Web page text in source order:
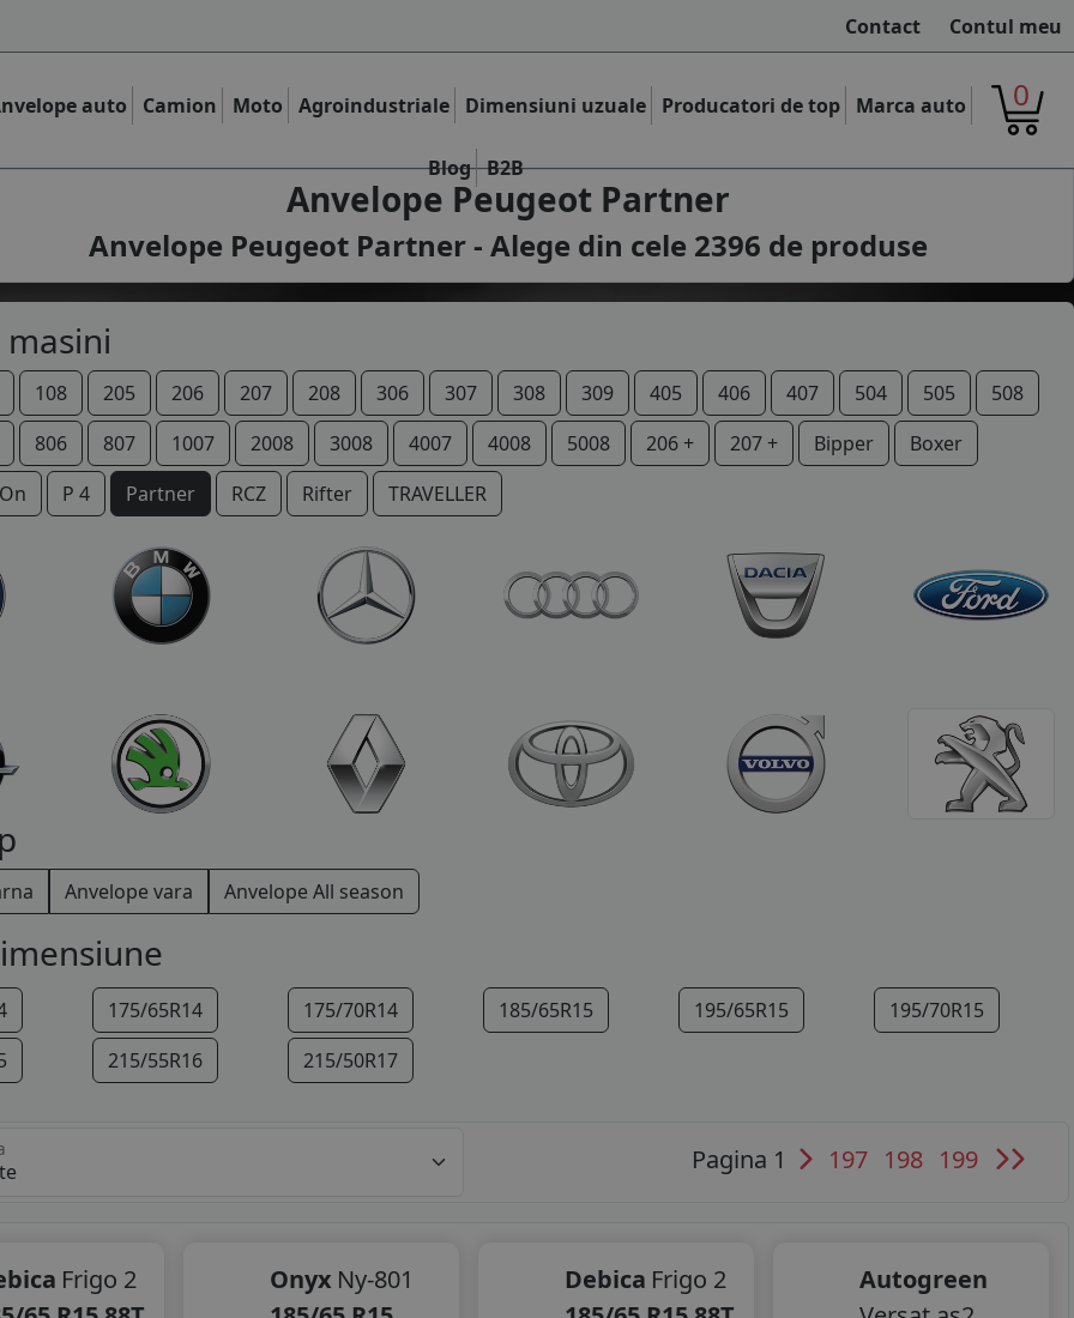
Contact Contul meu
auto Camion Moto Agroindustriale Dimensiuni uzuale Producatori de top Marca auto
Blog B2B
0
Anvelope Peugeot Partner
Anvelope Peugeot Partner - Alege din cele 2396 de produse
108 205 206 207 208 306 307 308 309 405 406 407 504 505
508
806 807 1007 2008 3008 4007 4008 5008 206 + 207 + Bipper
Boxer
P 4 Partner RCZ Rifter TRAVELLER
Anvelope vara Anvelope All season
175/65R14 175/70R14 185/65R15 195/65R15
195/70R15
215/55R16 215/50R17
Pagina 1 197 198 199
Frigo 2
Onyx Ny-801
Debica Frigo 2
Autogreen